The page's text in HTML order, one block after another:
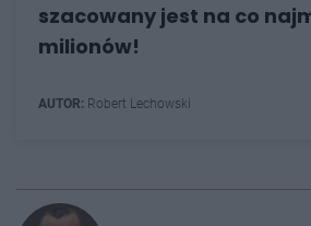
szacowany jest na co
milionów!
AUTOR: Robert Lechowski